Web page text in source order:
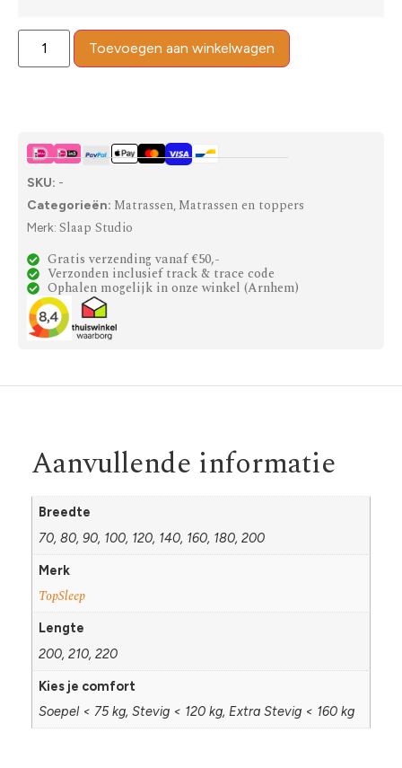
Toevoegen aan winkelwagen
SKU: -
Categorieën: Matrassen, Matrassen en toppers
Merk: Slaap Studio
Gratis verzending vanaf €50,-
Verzonden inclusief track & trace code
Ophalen mogelijk in onze winkel (Arnhem)
Aanvullende informatie
Breedte
70, 80, 90, 100, 120, 140, 160, 180, 200
Merk
TopSleep
Lengte
200, 210, 220
Kies je comfort
Soepel < 75 kg, Stevig < 120 kg, Extra Stevig < 160 kg